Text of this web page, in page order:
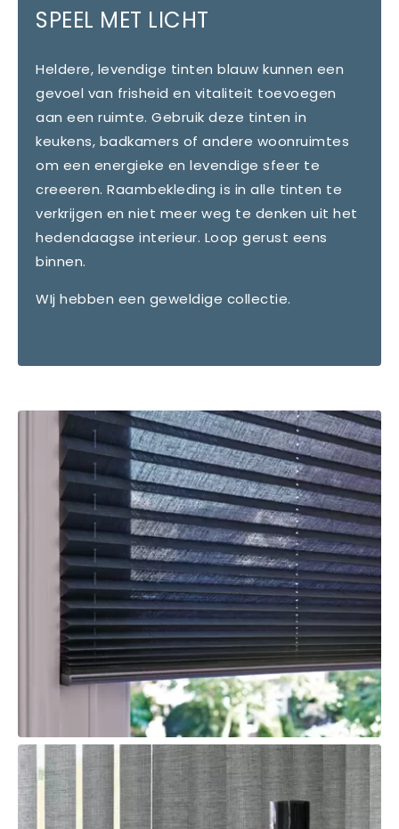
SPEEL MET LICHT
Heldere, levendige tinten blauw kunnen een
gevoel van frisheid en vitaliteit toevoegen
aan een ruimte. Gebruik deze tinten in
keukens, badkamers of andere woonruimtes
om een energieke en levendige sfeer te
creeeren. Raambekleding is in alle tinten te
verkrijgen en niet meer weg te denken uit het
hedendaagse interieur. Loop gerust eens
binnen.
WIj hebben een geweldige collectie.